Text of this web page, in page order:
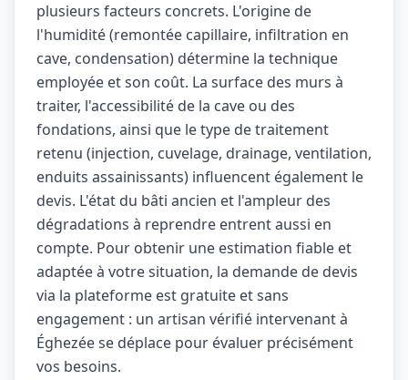
plusieurs facteurs concrets. L'origine de
l'humidité (remontée capillaire, infiltration en
cave, condensation) détermine la technique
employée et son coût. La surface des murs à
traiter, l'accessibilité de la cave ou des
fondations, ainsi que le type de traitement
retenu (injection, cuvelage, drainage, ventilation,
enduits assainissants) influencent également le
devis. L'état du bâti ancien et l'ampleur des
dégradations à reprendre entrent aussi en
compte. Pour obtenir une estimation fiable et
adaptée à votre situation, la demande de devis
via la plateforme est gratuite et sans
engagement : un artisan vérifié intervenant à
Éghezée se déplace pour évaluer précisément
vos besoins.